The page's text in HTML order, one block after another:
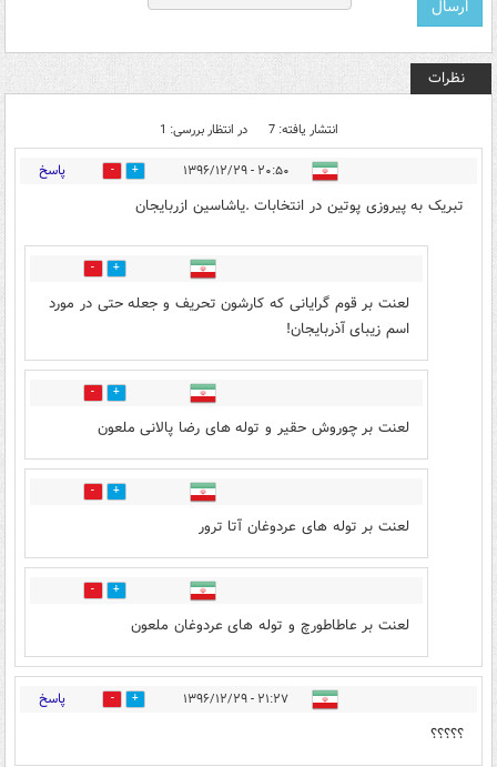
نظرات
انتشار یافته: 7 در انتظار بررسی: 1
۲۰:۵۰ - ۱۳۹۶/۱۲/۲۹ 13 پاسخ
تبریک به پیروزی پوتین در انتخابات .یاشاسین ازربایجان
21
لعنت بر قوم گرایانی که کارشون تحریف و جعله حتی در مورد
اسم زیبای آذربایجان!
8
لعنت بر چوروش حقیر و توله های رضا پالانی ملعون
22
لعنت بر توله های عردوغان آتا ترور
20
لعنت بر عاطاطورچ و توله های عردوغان ملعون
۲۱:۲۷ - ۱۳۹۶/۱۲/۲۹ 1 پاسخ
؟؟؟؟؟